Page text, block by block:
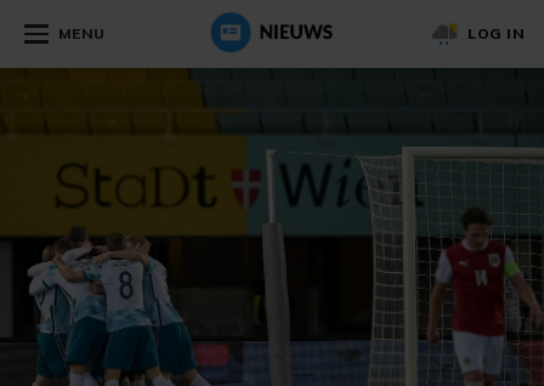
MENU LOG IN